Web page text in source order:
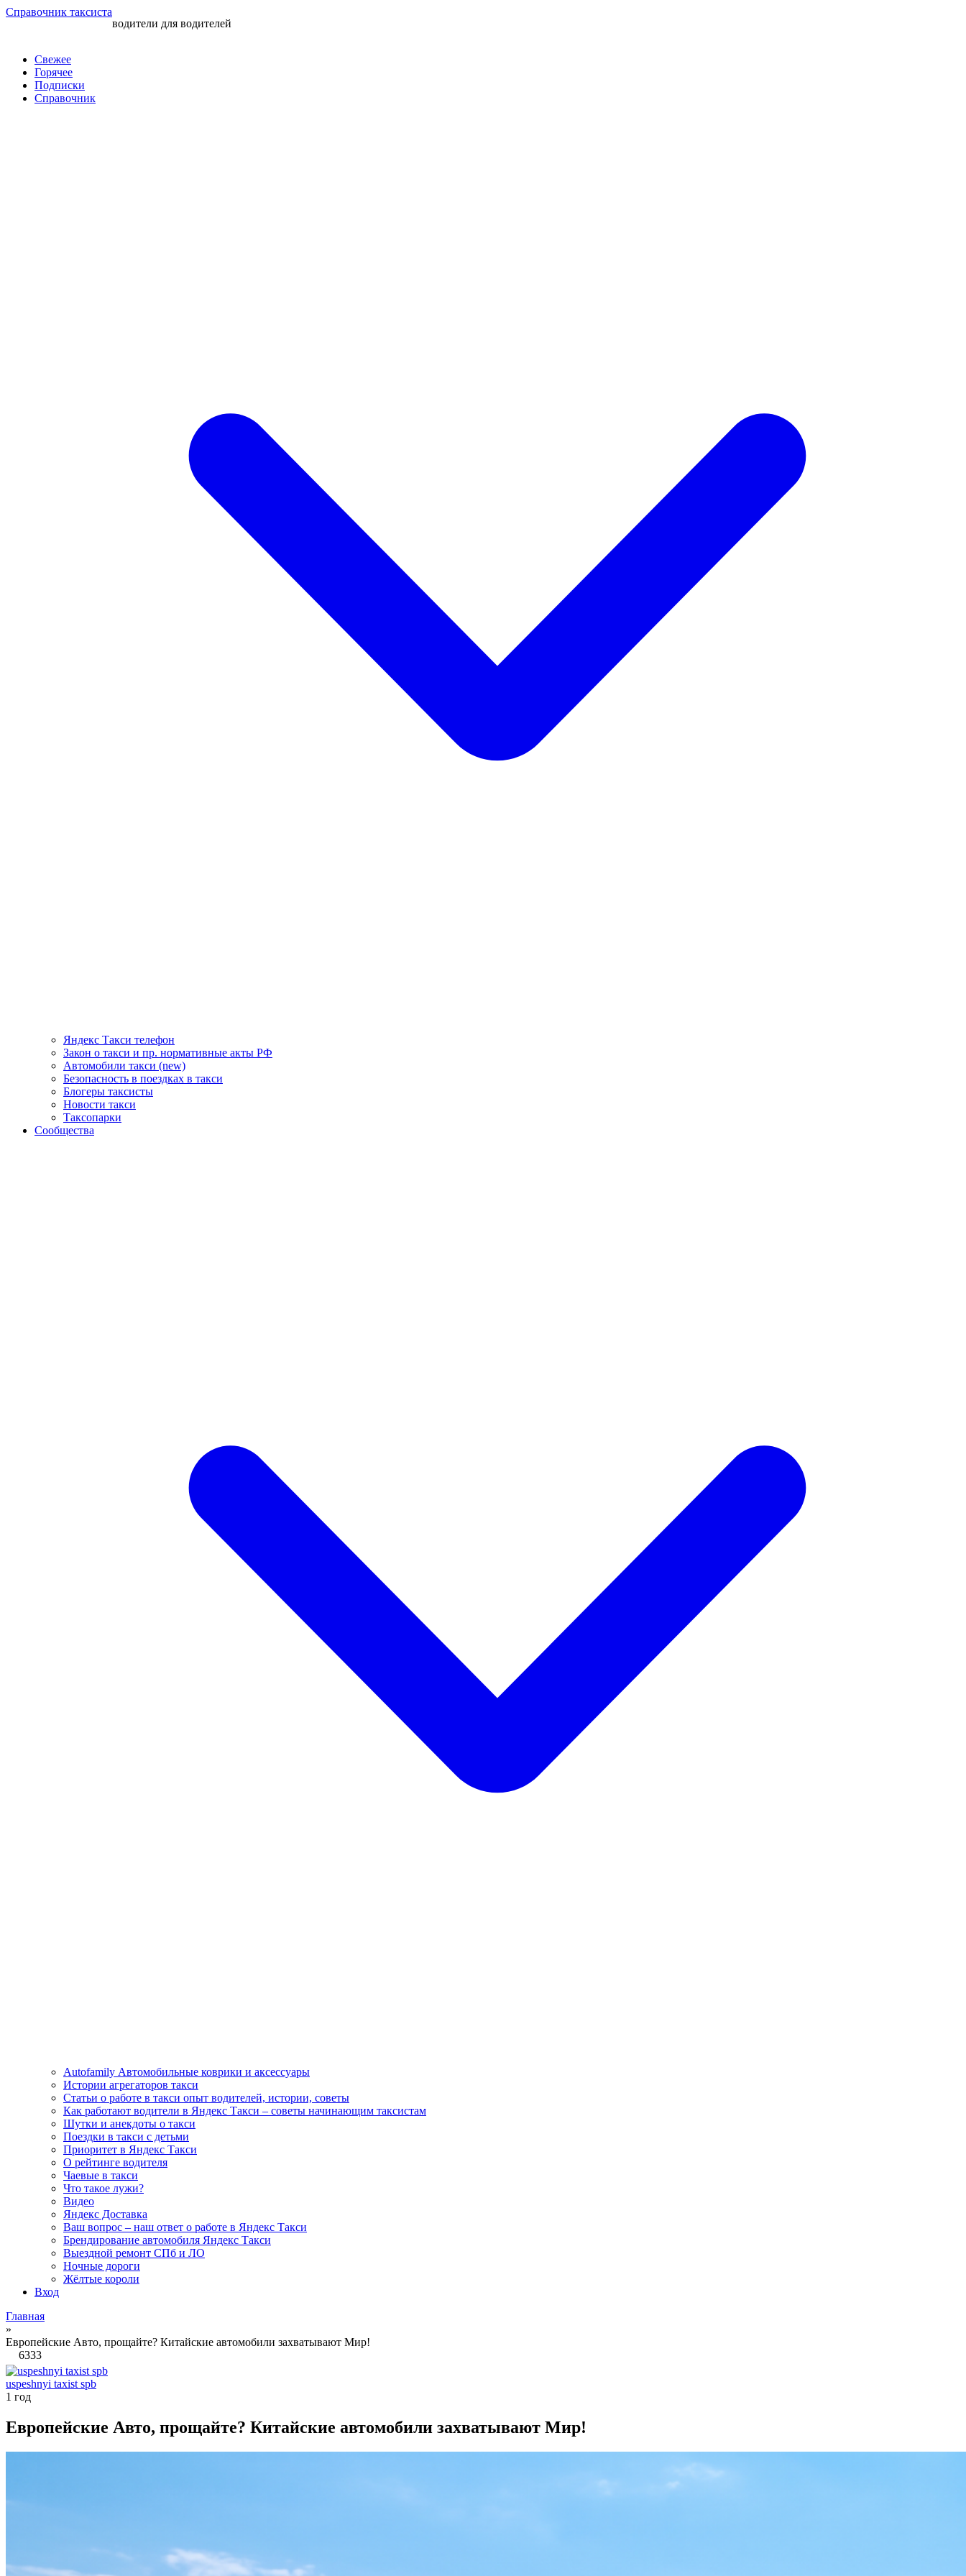
Перейти
Справочник таксиста
водители для водителей
Свежее
Горячее
Подписки
Справочник
Яндекс Такси телефон
Закон о такси и пр. нормативные акты РФ
Автомобили такси (new)
Безопасность в поездках в такси
Блогеры таксисты
Новости такси
Таксопарки
Сообщества
Autofamily Автомобильные коврики и аксессуары
Истории агрегаторов такси
Статьи о работе в такси опыт водителей, истории, советы
Как работают водители в Яндекс Такси – советы начинающим таксистам
Шутки и анекдоты о такси
Поездки в такси с детьми
Приоритет в Яндекс Такси
О рейтинге водителя
Чаевые в такси
Что такое лужи?
Видео
Яндекс Доставка
Ваш вопрос – наш ответ о работе в Яндекс Такси
Брендирование автомобиля Яндекс Такси
Выездной ремонт СПб и ЛО
Ночные дороги
Жёлтые короли
Вход
Главная
»
Европейские Авто, прощайте? Китайские автомобили захватывают Мир!
6333
uspeshnyi taxist spb
1 год
Европейские Авто, прощайте? Китайские автомобили захватывают Мир!